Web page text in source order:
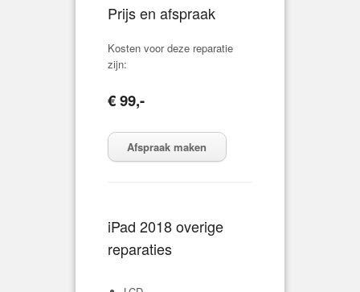
Prijs en afspraak
Kosten voor deze reparatie
zijn:
€ 99,-
Afspraak maken
iPad 2018 overige
reparaties